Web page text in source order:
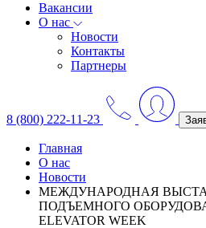
Вакансии
О нас
Новости
Контакты
Партнеры
8 (800) 222-11-23
Главная
О нас
Новости
МЕЖДУНАРОДНАЯ
ПОДЪЕМНОГО
ELEVATOR WEEK